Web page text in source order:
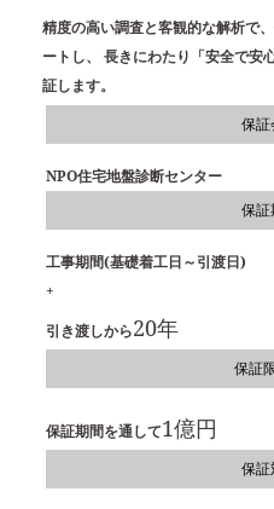
精度の高い調査と客観的な解析で
ートし、
長きにわたり「安全で安
証します。
保証
NPO住宅地盤診断センター
保証
工事期間(基礎着工日～引渡日)
+
引き渡しから20年
保証
保証期間を通して1億円
保証